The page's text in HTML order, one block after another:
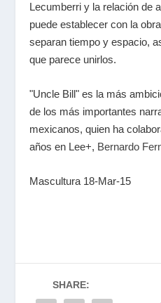
Lecumberri y la relación de
puede establecer con la
separan tiempo y espacio,
que parece unirlos.
"Uncle Bill" es la más
de los más importantes
mexicanos, quien ha
años en Lee+, Bernardo
Mascultura 18-Mar-15
SHARE: